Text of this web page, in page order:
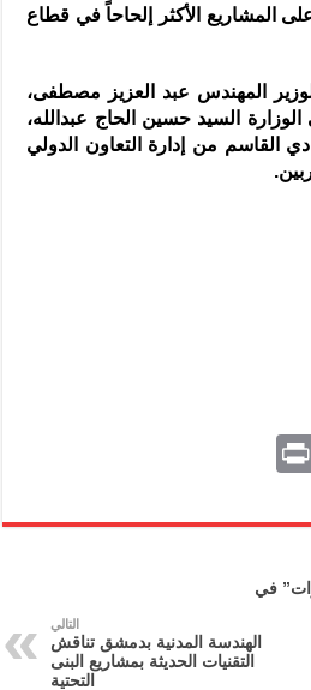
المشاريع الأكثر إلحاحاً في قطاع
المهندس عبد العزيز مصطفى،
السيد حسين الحاج عبدالله،
القاسم من إدارة التعاون الدولي
E
nt
في
التالي
الهندسة المدنية بدمشق تناقش
التقنيات الحديثة بمشاريع البنى
التحتية